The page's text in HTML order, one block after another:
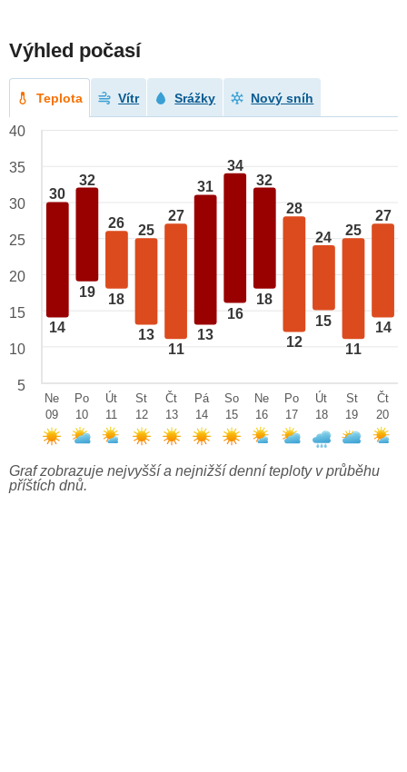
Výhled počasí
Teplota Vítr Srážky Nový sníh
30
14
32
19
26
18
25
13
27
11
31
13
34
16
32
18
28
12
24
15
25
11
27
14
40
35
30
25
20
15
10
5
Ne
09
Po
10
Út
11
St
12
Čt
13
Pá
14
So
15
Ne
16
Po
17
Út
18
St
19
Čt
20
Graf zobrazuje nejvyšší a nejnižší denní teploty v průběhu
příštích dnů.